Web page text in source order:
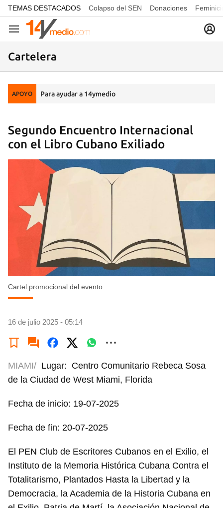
common.go-to-content
TEMAS DESTACADOS Colapso del SEN Donaciones
Navegación
Cartelera
APOYO Para ayudar a 14ymedio
Segundo Encuentro Internacional
con el Libro Cubano Exiliado
Cartel promocional del evento
16 de julio 2025 - 05:14
MIAMI/ Lugar: Centro Comunitario Rebeca Sosa
de la Ciudad de West Miami, Florida
Fecha de inicio: 19-07-2025
Fecha de fin: 20-07-2025
El PEN Club de Escritores Cubanos en el Exilio, el
Instituto de la Memoria Histórica Cubana Contra el
Totalitarismo, Plantados Hasta la Libertad y la
Democracia, la Academia de la Historia Cubana en